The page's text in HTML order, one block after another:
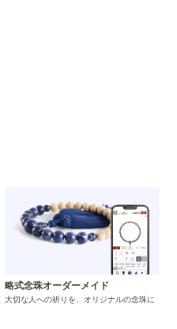
略式念珠オーダーメイド
大切な人への祈りを、オリジナルの念珠に